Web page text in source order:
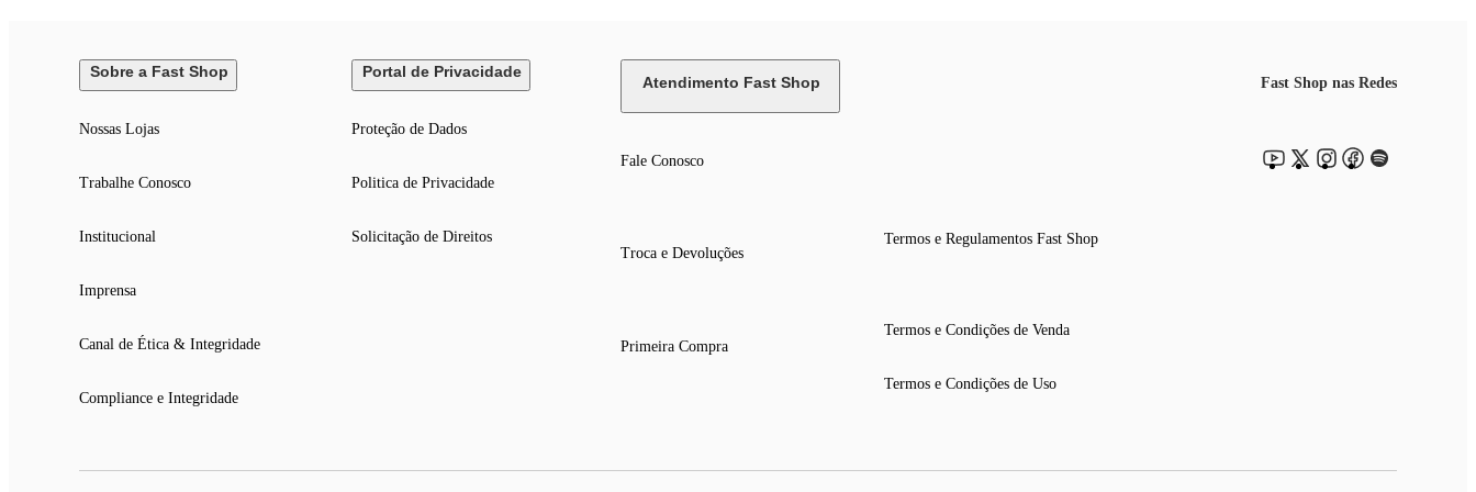
Sobre a Fast Shop
Nossas Lojas
Trabalhe Conosco
Institucional
Imprensa
Canal de Ética & Integridade
Compliance e Integridade
Portal de Privacidade
Proteção de Dados
Politica de Privacidade
Solicitação de Direitos
Atendimento Fast Shop
Fale Conosco
Troca e Devoluções
Primeira Compra
Termos e Regulamentos Fast Shop
Termos e Condições de Venda
Termos e Condições de Uso
Fast Shop nas Redes